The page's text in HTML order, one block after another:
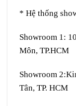
* Hệ thống
Showroom 1:
Môn, TP.HCM
Showroom 2:
Tân, TP. HCM